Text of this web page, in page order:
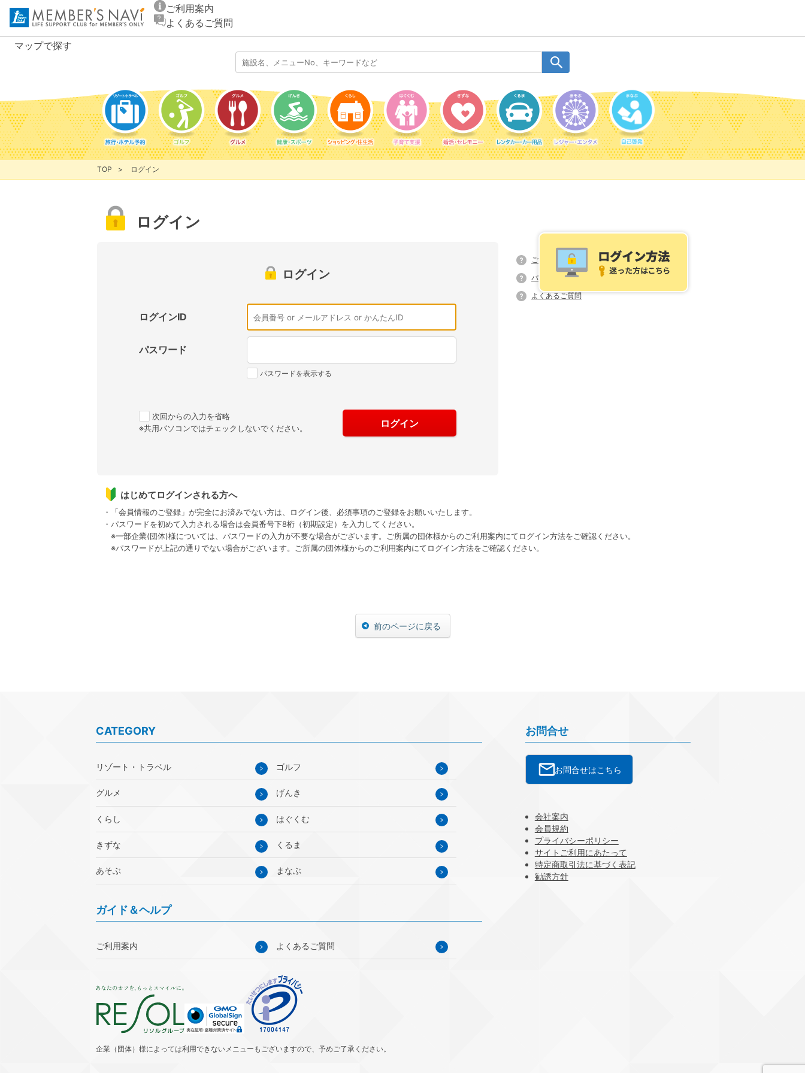
ご利用案内
よくあるご質問
マップで探す
TOP ログイン
ログイン
ログイン
ログインID
パスワード
パスワードを表示する
次回からの入力を省略
※共用パソコンではチェックしないでください。
ご利用案内
パスワードを忘れた方はこちら
よくあるご質問
はじめてログインされる方へ
・「会員情報のご登録」が完全にお済みでない方は、ログイン後、必須事項のご登録をお願いいたします。
・パスワードを初めて入力される場合は会員番号下8桁（初期設定）を入力してください。
※一部企業(団体)様については、パスワードの入力が不要な場合がございます。ご所属の団体様からのご利用案内にてログイン方法をご確認ください。
※パスワードが上記の通りでない場合がございます。ご所属の団体様からのご利用案内にてログイン方法をご確認ください。
前のページに戻る
CATEGORY
リゾート・トラベル ゴルフ
グルメ げんき
くらし はぐくむ
きずな くるま
あそぶ まなぶ
ガイド＆ヘルプ
ご利用案内 よくあるご質問
企業（団体）様によっては利用できないメニューもございますので、予めご了承ください。
お問合せ
お問合せはこちら
会社案内
会員規約
プライバシーポリシー
サイトご利用にあたって
特定商取引法に基づく表記
勧誘方針